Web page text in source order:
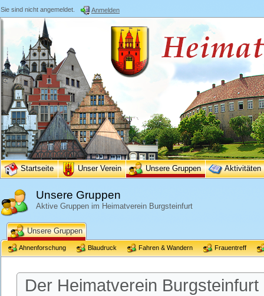
Sie sind nicht angemeldet. Anmelden
Startseite Unser Verein Unsere Gruppen Aktivitäten
Unsere Gruppen
Aktive Gruppen im Heimatverein Burgsteinfurt
Unsere Gruppen
Ahnenforschung Blaudruck Fahren & Wandern Frauentreff
Der Heimatverein